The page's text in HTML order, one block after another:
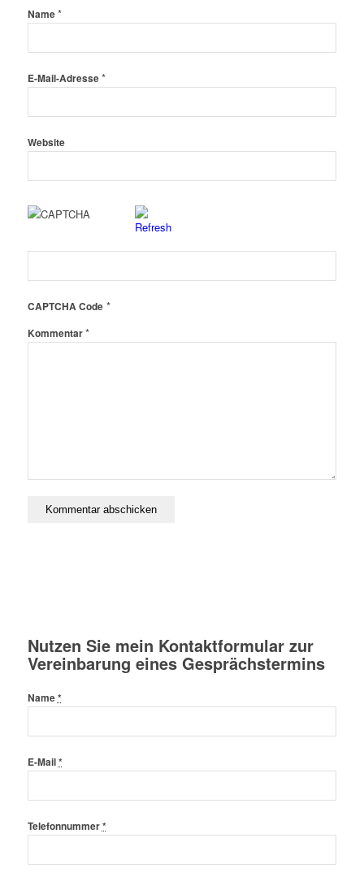
Name*
E-Mail-Adresse*
Website
CAPTCHA Code*
Kommentar*
Nutzen Sie mein Kontaktformular zur
Vereinbarung eines Gesprächstermins
Name*
E-Mail*
Telefonnummer*